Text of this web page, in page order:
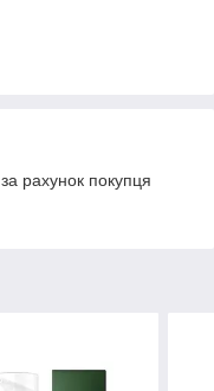
рахунок покупця